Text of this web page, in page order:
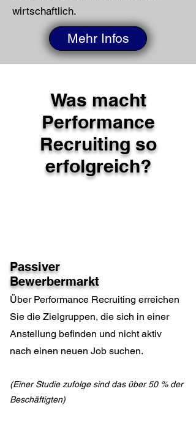
wirtschaftlich.
Mehr Infos
Was macht
Performance
Recruiting so
erfolgreich?
Passiver
Bewerbermarkt
Über Performance Recruiting erreichen
Sie die Zielgruppen, die sich in einer
Anstellung befinden und nicht aktiv
nach einen neuen Job suchen.
(Einer Studie zufolge sind das über 50 % der
Beschäftigten)